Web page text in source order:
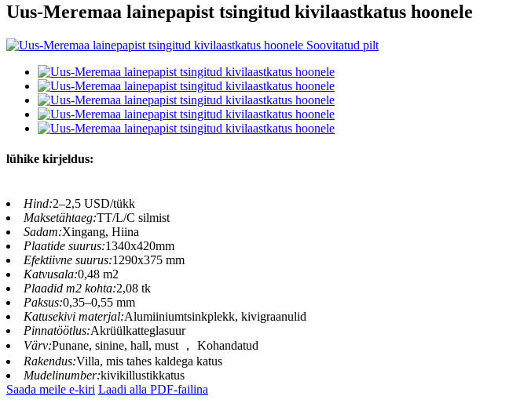
Uus-Meremaa lainepapist tsingitud kivilaastkatus hoonele
lühike kirjeldus:
Hind:2–2,5 USD/tükk
Maksetähtaeg:TT/L/C silmist
Sadam:Xingang, Hiina
Plaatide suurus:1340x420mm
Efektiivne suurus:1290x375 mm
Katvusala:0,48 m2
Plaadid m2 kohta:2,08 tk
Paksus:0,35–0,55 mm
Katusekivi materjal:Alumiiniumtsinkplekk, kivigraanulid
Pinnatöötlus:Akrüülkatteglasuur
Värv:Punane, sinine, hall, must ， Kohandatud
Rakendus:Villa, mis tahes kaldega katus
Mudelinumber:kivikillustikkatus
Saada meile e-kiri Laadi alla PDF-failina